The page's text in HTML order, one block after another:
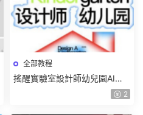
全部教程
搖醒實驗室設計師幼兒園AI軟
件基礎課2025【畫質不錯有素
2